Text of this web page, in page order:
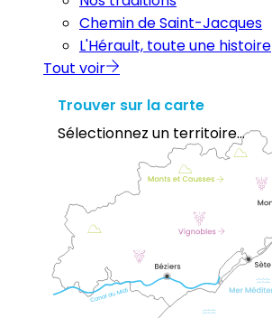
Chemin de Saint-Jacques
L'Hérault, toute une histoire
Tout voir
Trouver sur la carte
Sélectionnez un territoire...